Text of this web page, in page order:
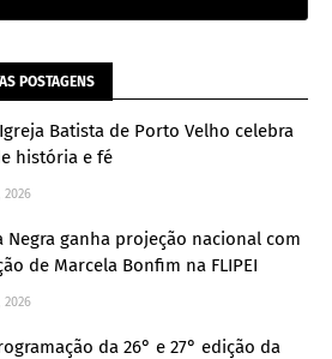
POSTAGENS
Batista de Porto Velho celebra
história e fé
2026
Negra ganha projeção nacional com
de Marcela Bonfim na FLIPEI
2026
da 26° e 27° edição da